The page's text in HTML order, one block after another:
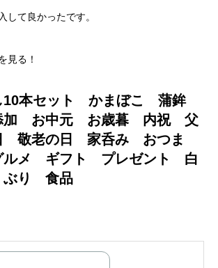
して良かったです。
見る！
10本セット かまぼこ 蒲鉾
加 お中元 お歳暮 内祝 父
敬老の日 家呑み おつま
メ ギフト プレゼント 白
り 食品